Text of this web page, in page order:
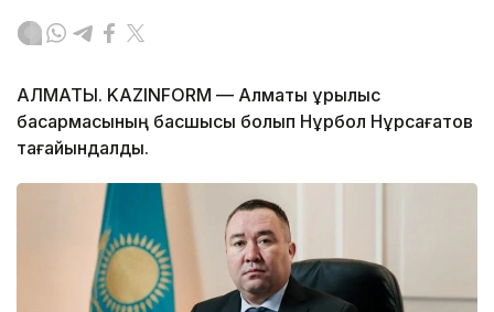
АЛМАТЫ. KAZINFORM — Алматы құрылыс
басқармасының басшысы болып Нұрбол Нұрсағатов
тағайындалды.